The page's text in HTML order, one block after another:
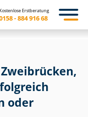
Erstberatung
- 884 916 68
oder